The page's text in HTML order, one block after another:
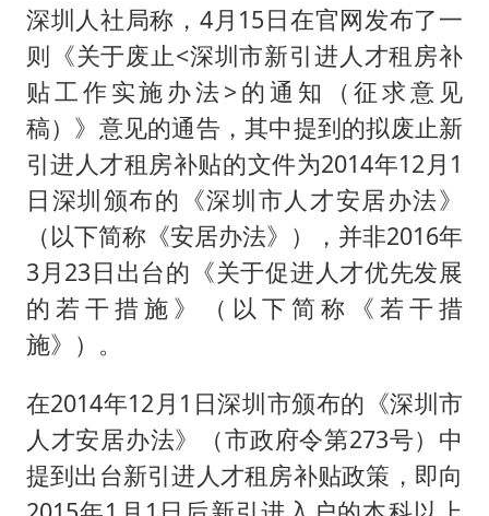
以军士兵把枪口对准中国记者
笔试第一被劝弃考涉事副校长被撤职
白海豚5次眼壁置换
构建更高水平的全民健身公共服务体系
深圳人社局称，4月15日在官网发布了一
则《关于废止<深圳市新引进人才租房补
贴工作实施办法>的通知（征求意见
稿）》意见的通告，其中提到的拟废止新
引进人才租房补贴的文件为2014年12月1
日深圳颁布的《深圳市人才安居办法》
（以下简称《安居办法》），并非2016年
3月23日出台的《关于促进人才优先发展
的若干措施》（以下简称《若干措
施》）。
在2014年12月1日深圳市颁布的《深圳市
人才安居办法》（市政府令第273号）中
提到出台新引进人才租房补贴政策，即向